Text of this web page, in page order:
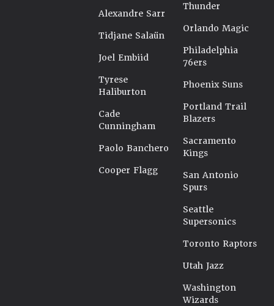
Alexandre Sarr
Tidjane Salaün
Joel Embiid
Tyrese
Haliburton
Cade
Cunningham
Paolo Banchero
Cooper Flagg
Thunder
Orlando Magic
Philadelphia
76ers
Phoenix Suns
Portland Trail
Blazers
Sacramento
Kings
San Antonio
Spurs
Seattle
Supersonics
Toronto Raptors
Utah Jazz
Washington
Wizards